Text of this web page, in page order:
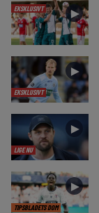
EKSKLUSIVT ►
EKSKLUSIVT
►
LIGE NU
►
TIPSBLADETS DOM
►